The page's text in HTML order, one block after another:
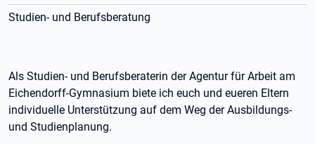
Studien- und Berufsberatung
Als Studien- und Berufsberaterin der Agentur für Arbeit am
Eichendorff-Gymnasium biete ich euch und eueren Eltern
individuelle Unterstützung auf dem Weg der Ausbildungs-
und Studienplanung.